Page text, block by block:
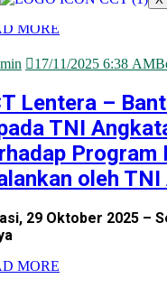
MORE
17/11/2025 6:38 AM
Lentera –
TNI
Program
oleh TNI
29 Oktober 2025 –
MORE